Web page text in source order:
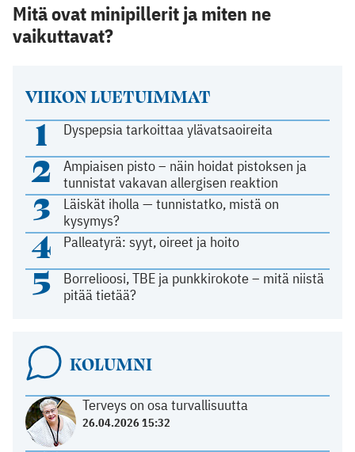
VIIKON LUETUIMMAT
1 Dyspepsia tarkoittaa ylävatsaoireita
2
Ampiaisen pisto – näin hoidat pistoksen ja
tunnistat vakavan allergisen reaktion
3
Läiskät iholla — tunnistatko, mistä on
kysymys?
4 Palleatyrä: syyt, oireet ja hoito
5
Borrelioosi, TBE ja punkkirokote – mitä niistä
pitää tietää?
KOLUMNI
Terveys on osa turvallisuutta
26.04.2026 15:32
Mitä ovat minipillerit ja miten ne
vaikuttavat?